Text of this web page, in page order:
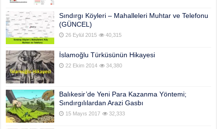
Sındırgı Köyleri – Mahalleleri Muhtar ve Telefonu
(GÜNCEL)
26 Eylül 2015 40,315
İslamoğlu Türküsünün Hikayesi
22 Ekim 2014 34,380
Balıkesir’de Yeni Para Kazanma Yöntemi;
Sındırgılılardan Arazi Gasbı
15 Mayıs 2017 32,333